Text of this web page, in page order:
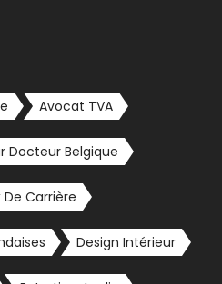
Avocat TVA
Docteur Belgique
De Carrière
Design Intérieur